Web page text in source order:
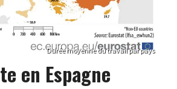
Durée moyenne du travail par pays
en Espagne